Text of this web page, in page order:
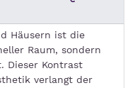
Häusern ist die
Raum, sondern
Dieser Kontrast
verlangt der